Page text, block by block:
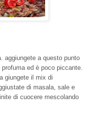
aggiungete a questo punto
ed è poco piccante.
giungete il mix di
di masala, sale e
di cuocere mescolando